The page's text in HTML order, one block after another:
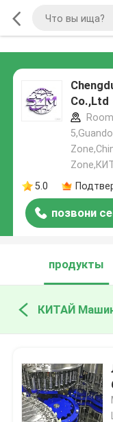
Co.,Ltd
5.0
позвони
продукты
КИТАЙ